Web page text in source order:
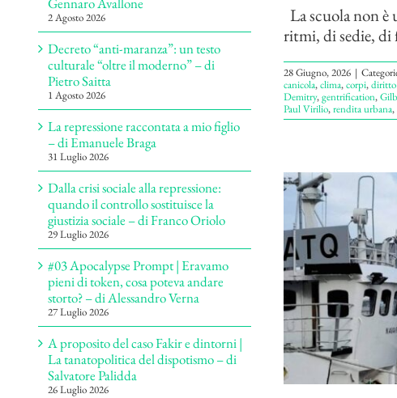
La scuola non
ritmi, di sedie,
28 Giugno, 2026 |
canicola,clima,corpi,diritto
Demitry,gentrification,
Paul Virilio,rendita urbana,
2 Agosto 2026
Decreto “anti-maranza”: un testo
culturale “oltre il moderno” – di
Pietro Saitta
1 Agosto 2026
La repressione raccontata a mio figlio
– di Emanuele Braga
31 Luglio 2026
Dalla crisi sociale alla repressione:
quando il controllo sostituisce la
giustizia sociale – di Franco Oriolo
29 Luglio 2026
#03 Apocalypse Prompt | Eravamo
pieni di token, cosa poteva andare
storto? – di Alessandro Verna
27 Luglio 2026
A proposito del caso Fakir e dintorni |
La tanatopolitica del dispotismo – di
Salvatore Palidda
26 Luglio 2026